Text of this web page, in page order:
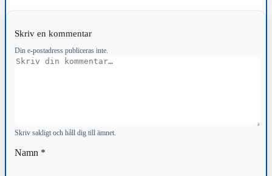
Skriv en kommentar
Din e-postadress publiceras inte.
Kommentar
Skriv sakligt och håll dig till ämnet.
Namn *